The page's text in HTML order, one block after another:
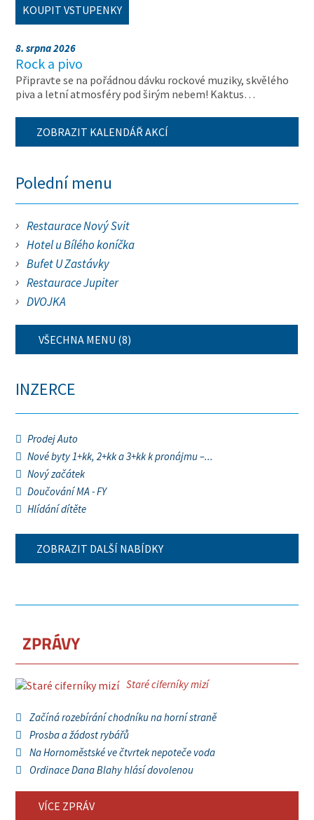
KOUPIT VSTUPENKY
8. srpna 2026
Rock a pivo
Připravte se na pořádnou dávku rockové muziky, skvělého
piva a letní atmosféry pod širým nebem! Kaktus…
ZOBRAZIT KALENDÁŘ AKCÍ
Polední menu
Restaurace Nový Svit
Hotel u Bílého koníčka
Bufet U Zastávky
Restaurace Jupiter
DVOJKA
VŠECHNA MENU (8)
INZERCE
Prodej Auto
Nové byty 1+kk, 2+kk a 3+kk k pronájmu –...
Nový začátek
Doučování MA - FY
Hlídání dítěte
ZOBRAZIT DALŠÍ NABÍDKY
ZPRÁVY
Staré ciferníky mizí
Začíná rozebírání chodníku na horní straně
Prosba a žádost rybářů
Na Hornoměstské ve čtvrtek nepoteče voda
Ordinace Dana Blahy hlásí dovolenou
VÍCE ZPRÁV